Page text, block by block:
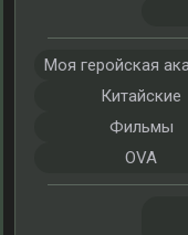
Моя геройская
Китайские
Фильмы
OVA